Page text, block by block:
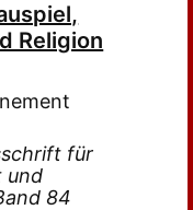
Religion
für
und
84